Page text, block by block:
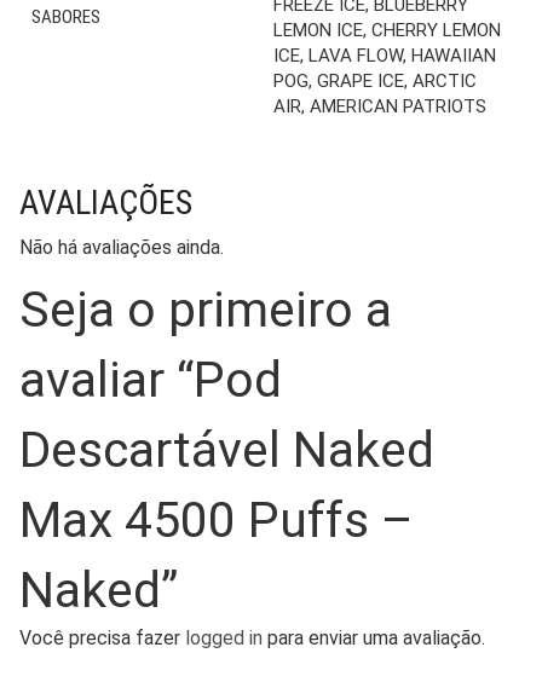
SABORES
LEMON ICE, CHERRY LEMON
ICE, LAVA FLOW, HAWAIIAN
POG, GRAPE ICE, ARCTIC
AIR, AMERICAN PATRIOTS
AVALIAÇÕES
Não há avaliações ainda.
Seja o primeiro a
avaliar “Pod
Descartável Naked
Max 4500 Puffs –
Naked”
Você precisa fazer logged in para enviar uma avaliação.